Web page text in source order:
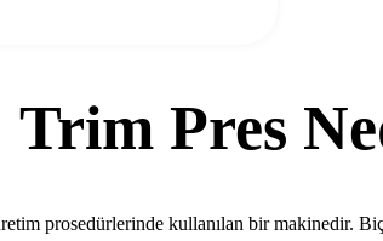
Trim Pres
prosedürlerinde kullanılan bir makinedir.